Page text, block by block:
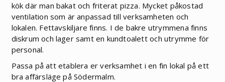
kök där man bakat och friterat pizza. Mycket påkostad
ventilation som är anpassad till verksamheten och
lokalen. Fettavskiljare finns. I de bakre utrymmena finns
diskrum och lager samt en kundtoalett och utrymme för
personal.
Passa på att etablera er verksamhet i en fin lokal på ett
bra affärsläge på Södermalm.